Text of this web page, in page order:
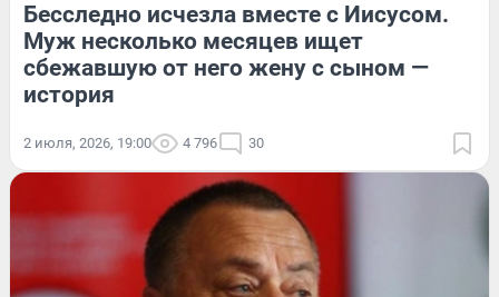
Бесследно исчезла вместе с Иисусом.
Муж несколько месяцев ищет
сбежавшую от него жену с сыном —
история
2 июля, 2026, 19:00 4 796 30